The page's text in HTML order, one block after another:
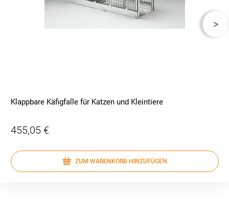
Klappbare Käfigfalle für Katzen und Kleintiere
455,05 €
ZUM WARENKORB HINZUFÜGEN